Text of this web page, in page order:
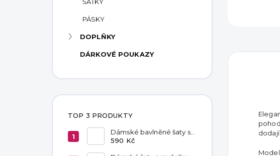
PÁSKY
DOPLŇKY
DÁRKOVÉ POUKAZY
TOP 3 PRODUKTY
Dámské bavlněné šaty s
kapsami Red
590 Kč